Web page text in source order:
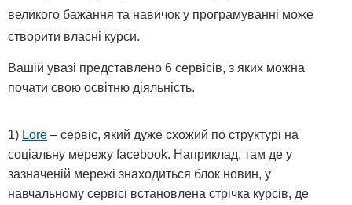
великого бажання та навичок у програмуванні може
створити власні курси.
Вашій увазі представлено 6 сервісів, з яких можна
почати свою освітню діяльність.
1) Lore – сервіс, який дуже схожий по структурі на
соціальну мережу facebook. Наприклад, там де у
зазначеній мережі знаходиться блок новин, у
навчальному сервісі встановлена стрічка курсів, де